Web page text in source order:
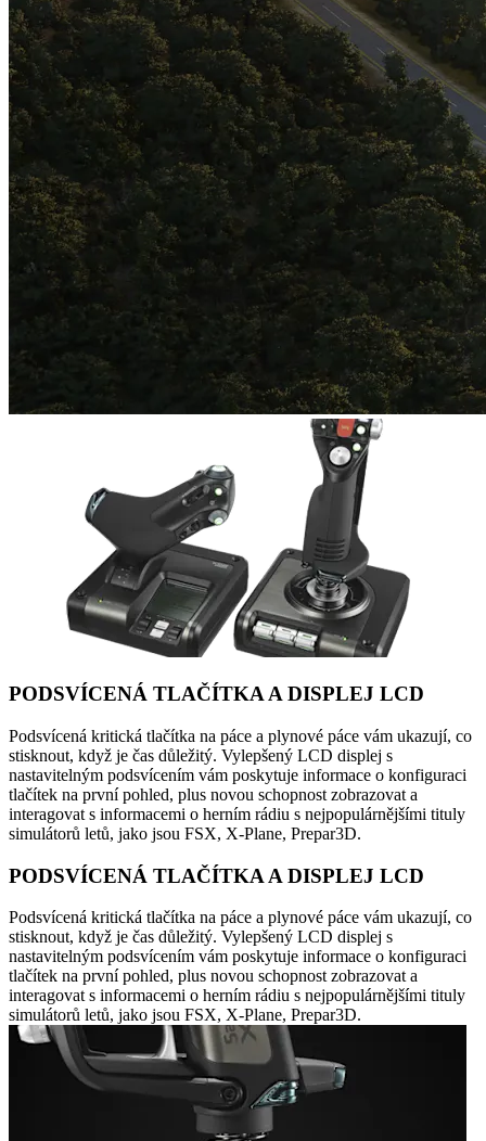
PODSVÍCENÁ TLAČÍTKA A DISPLEJ LCD
Podsvícená kritická tlačítka na páce a plynové páce vám ukazují, co
stisknout, když je čas důležitý. Vylepšený LCD displej s
nastavitelným podsvícením vám poskytuje informace o konfiguraci
tlačítek na první pohled, plus novou schopnost zobrazovat a
interagovat s informacemi o herním rádiu s nejpopulárnějšími tituly
simulátorů letů, jako jsou FSX, X-Plane, Prepar3D.
PODSVÍCENÁ TLAČÍTKA A DISPLEJ LCD
Podsvícená kritická tlačítka na páce a plynové páce vám ukazují, co
stisknout, když je čas důležitý. Vylepšený LCD displej s
nastavitelným podsvícením vám poskytuje informace o konfiguraci
tlačítek na první pohled, plus novou schopnost zobrazovat a
interagovat s informacemi o herním rádiu s nejpopulárnějšími tituly
simulátorů letů, jako jsou FSX, X-Plane, Prepar3D.